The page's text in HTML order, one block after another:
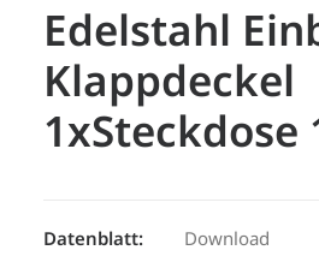
Edelstahl
Klappdeckel
1xSteckdose
Datenblatt: Download